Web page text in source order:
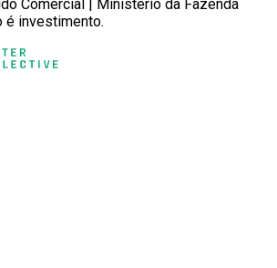
Comercial | Ministério da Fazenda
é investimento.